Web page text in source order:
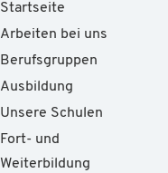
Startseite
Arbeiten bei uns
Berufsgruppen
Ausbildung
Unsere Schulen
Fort- und
Weiterbildung